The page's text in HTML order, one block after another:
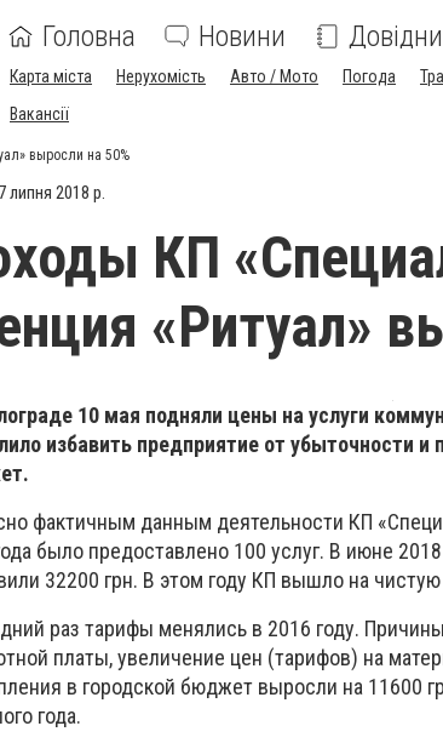
Головна Новини
Карта міста Нерухомість Авто / Мото Погода
Вакансії
выросли на 50%
липня 2018 р.
КП
«Ритуал»
10 мая подняли цены на услуги
избавить предприятие от убыточности и
фактичным данным деятельности КП
было предоставлено 100 услуг. В июне
32200 грн. В этом году КП вышло на
раз тарифы менялись в 2016 году.
платы, увеличение цен (тарифов) на
в городской бюджет выросли на 11600
года.